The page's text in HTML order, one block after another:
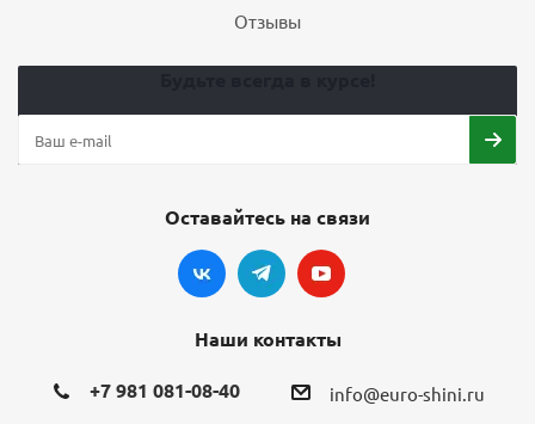
Отзывы
Оставайтесь на связи
Наши контакты
+7 981 081-08-40 info@euro-shini.ru